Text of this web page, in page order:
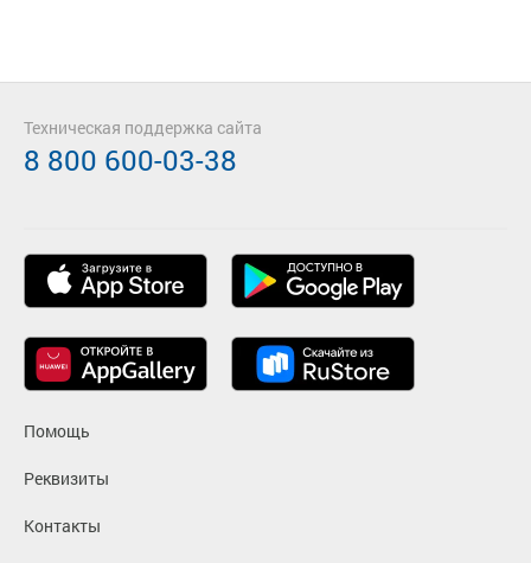
Помощь
Реквизиты
Контакты
Техническая поддержка сайта
8 800 600-03-38